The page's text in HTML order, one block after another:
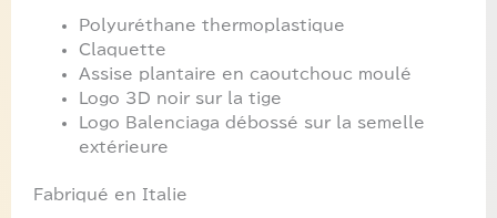
Polyuréthane thermoplastique
Claquette
Assise plantaire en caoutchouc moulé
Logo 3D noir sur la tige
Logo Balenciaga débossé sur la semelle
extérieure
Fabriqué en Italie